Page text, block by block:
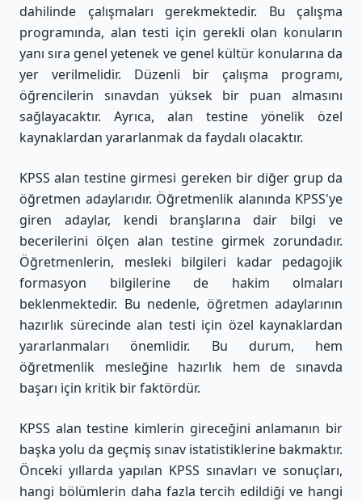
dahilinde çalışmaları gerekmektedir. Bu çalışma
programında, alan testi için gerekli olan konuların
yanı sıra genel yetenek ve genel kültür konularına da
yer verilmelidir. Düzenli bir çalışma programı,
öğrencilerin sınavdan yüksek bir puan almasını
sağlayacaktır. Ayrıca, alan testine yönelik özel
kaynaklardan yararlanmak da faydalı olacaktır.
KPSS alan testine girmesi gereken bir diğer grup da
öğretmen adaylarıdır. Öğretmenlik alanında KPSS'ye
giren adaylar, kendi branşlarına dair bilgi ve
becerilerini ölçen alan testine girmek zorundadır.
Öğretmenlerin, mesleki bilgileri kadar pedagojik
formasyon bilgilerine de hakim olmaları
beklenmektedir. Bu nedenle, öğretmen adaylarının
hazırlık sürecinde alan testi için özel kaynaklardan
yararlanmaları önemlidir. Bu durum, hem
öğretmenlik mesleğine hazırlık hem de sınavda
başarı için kritik bir faktördür.
KPSS alan testine kimlerin gireceğini anlamanın bir
başka yolu da geçmiş sınav istatistiklerine bakmaktır.
Önceki yıllarda yapılan KPSS sınavları ve sonuçları,
hangi bölümlerin daha fazla tercih edildiği ve hangi